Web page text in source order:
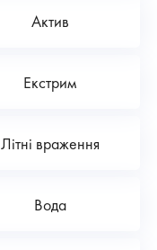
Актив
Екстрим
Літні враження
Вода